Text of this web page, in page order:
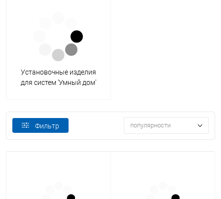
Установочные изделия
для систем 'Умный дом'
Фильтр популярности